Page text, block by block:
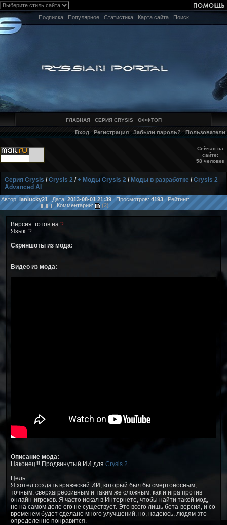
Подписка Популярное Статистика Карта сайта Поиск
ГЛАВНАЯ СЕРИЯ CRYSIS ОФФТОП
Вход Регистрация Забыли пароль? Пользователи
Сейчас на
сайте:
58 человек
Серия Crysis /Crysis 2 /+ Моды Crysis 2 / Моды в разработке /Crysis 2
Advanced AI
Автор: ianlucky21Дата:2013-08-01 21:39Просмотров: 4193Рейтинг:
Комментарии:
(2)
Версия: готов на ?
Язык: ?
Скриншоты из мода:
-
Видео из мода:
Описание мода:
Наконец!!! Продвинутый ИИ для Crysis 2
Цель:
Я хотел создать вражеский ИИ, который был бы смертоносным,
точным, сверхагрессивным и таким же сложным, как и игра против
онлайн-игроков. Я часто искал в Интернете, чтобы найти такой мод,
но на самом деле его не существует. Это всего лишь бета-версия, и со
временем будет сделано много улучшений, но, надеюсь, людям это
определенно понравится.